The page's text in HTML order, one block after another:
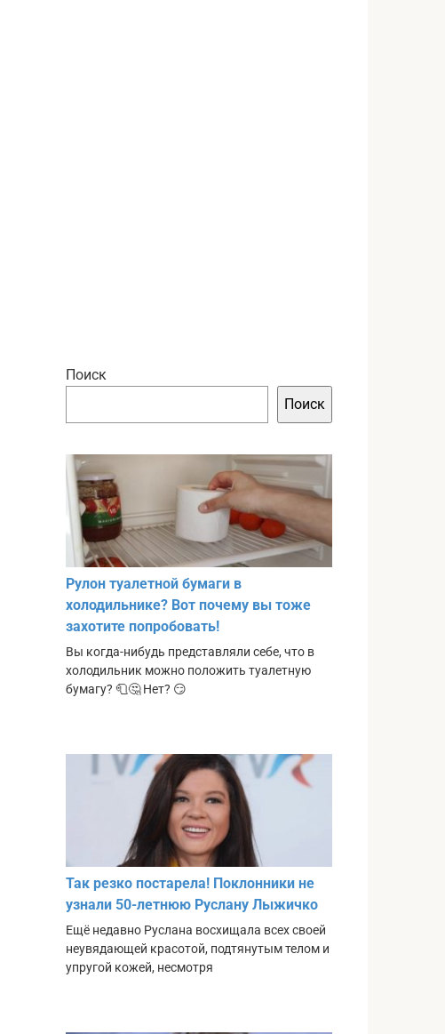
Поиск
Поиск
Рулон туалетной бумаги в
холодильнике? Вот почему вы тоже
захотите попробовать!
Вы когда-нибудь представляли себе, что в
холодильник можно положить туалетную
бумагу? 🧻🤔 Нет? 😏
Так резко постарела! Поклонники не
узнали 50-летнюю Руслану Лыжичко
Ещё недавно Руслана восхищала всех своей
неувядающей красотой, подтянутым телом и
упругой кожей, несмотря